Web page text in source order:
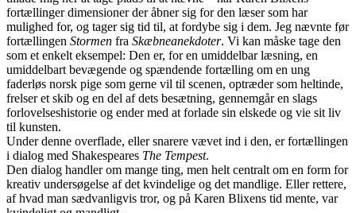
fortællinger dimensioner der åbner sig for den læser som har
mulighed for, og tager sig tid til, at fordybe sig i dem. Jeg nævnte før
fortællingen Stormen fra Skæbneanekdoter. Vi kan måske tage den
som et enkelt eksempel: Den er, for en umiddelbar læsning, en
umiddelbart bevægende og spændende fortælling om en ung
faderløs norsk pige som gerne vil til scenen, optræder som heltinde,
frelser et skib og en del af dets besætning, gennemgår en slags
forlovelseshistorie og ender med at forlade sin elskede og vie sit liv
til kunsten.
Under denne overflade, eller snarere vævet ind i den, er fortællingen
i dialog med Shakespeares The Tempest.
Den dialog handler om mange ting, men helt centralt om en form for
kreativ undersøgelse af det kvindelige og det mandlige. Eller rettere,
af hvad man sædvanligvis tror, og på Karen Blixens tid mente, var